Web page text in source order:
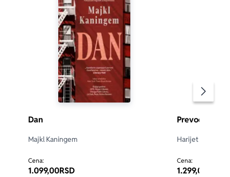
Dan
Majkl Kaningem
Cena:
1.099,00RSD
Prevodilac
Harijet Kroli
Cena:
1.299,00